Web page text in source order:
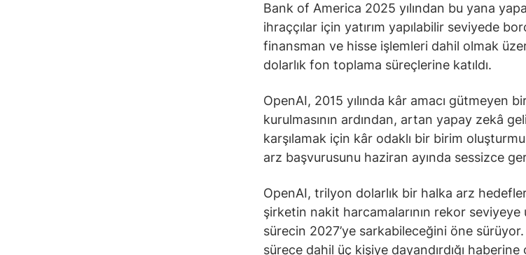
Bank of America 2025 yılından bu yana
ihraççılar için yatırım yapılabilir seviyede
finansman ve hisse işlemleri dahil olmak
dolarlık fon toplama süreçlerine katıldı.
OpenAI, 2015 yılında kâr amacı gütmeyen
kurulmasının ardından, artan yapay zekâ
karşılamak için kâr odaklı bir birim
arz başvurusunu haziran ayında sessizce
OpenAI, trilyon dolarlık bir halka arz
şirketin nakit harcamalarının rekor seviyeye
sürecin 2027’ye sarkabileceğini öne sürüyor.
sürece dahil üç kişiye dayandırdığı haberine